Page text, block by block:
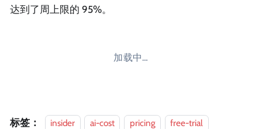
达到了周上限的 95%。
加载中…
标签： insider ai-cost pricing
free-trial